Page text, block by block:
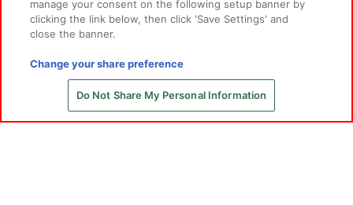
あそび場をさがす
ゲーム機をさがす
manage your consent on the following setup banner by
clicking the link below, then click 'Save Settings' and
close the banner.
Change your share preference
Do Not Share My Personal Information